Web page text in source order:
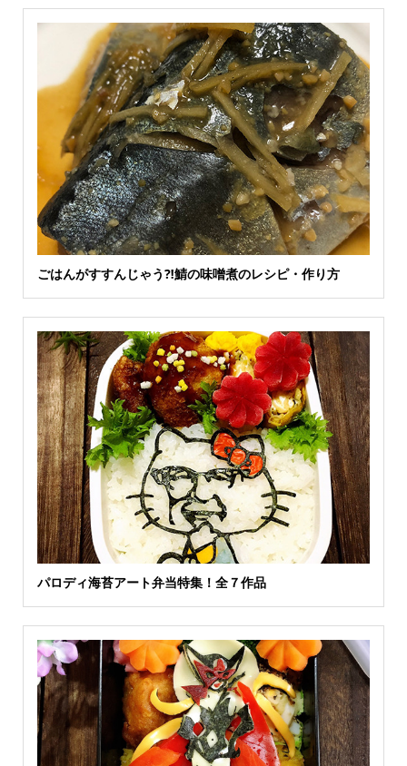
ごはんがすすんじゃう⁈鯖の味噌煮のレシピ・作り方
パロディ海苔アート弁当特集！全７作品